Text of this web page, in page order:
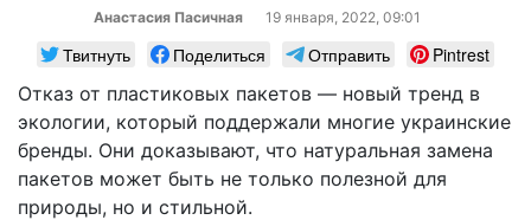
Анастасия Пасичная 19 января, 2022, 09:01
Твитнуть Поделиться Отправить
Pintrest
Отказ от пластиковых пакетов — новый тренд в
экологии, который поддержали многие украинские
бренды. Они доказывают, что натуральная замена
пакетов может быть не только полезной для
природы, но и стильной.